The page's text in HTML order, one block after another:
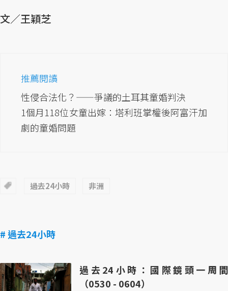
文／王穎芝
推薦閱讀
性侵合法化？——爭議的土耳其童婚判決
1個月118位女童出嫁：塔利班掌權後阿富汗加
劇的童婚問題
過去24小時 非洲
# 過去24小時
過去24小時：國際鏡頭一周間
（0530 - 0604）